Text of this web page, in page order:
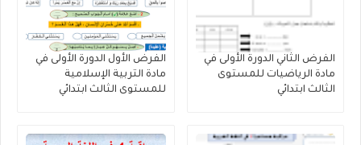
الفرض الثاني الدورة الأولى في
مادة الرياضيات للمستوى
الثالث ابتدائي
الفرض الأول الدورة الأولى في
مادة التربية الإسلامية
للمستوى الثالث ابتدائي